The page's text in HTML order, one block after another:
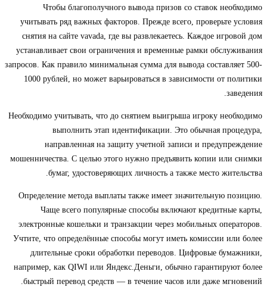
Чтобы благополучного вывода призов со ставок необходимо
учитывать ряд важных факторов. Прежде всего, проверьте условия
снятия на сайте vavada, где вы развлекаетесь. Каждое игровой дом
устанавливает свои ограничения и временные рамки обслуживания
запросов. Как правило минимальная сумма для вывода составляет 500-
1000 рублей, но может варьироваться в зависимости от политики
заведения.
Необходимо учитывать, что до снятием выигрыша игроку необходимо
выполнить этап идентификации. Это обычная процедура,
направленная на защиту учетной записи и предупреждение
мошенничества. С целью этого нужно предъявить копии или снимки
бумаг, удостоверяющих личность а также место жительства.
Определение метода выплаты также имеет значительную позицию.
Чаще всего популярные способы включают кредитные карты,
электронные кошельки и транзакции через мобильных операторов.
Учтите, что определённые способы могут иметь комиссии или более
длительные сроки обработки переводов. Цифровые бумажники,
например, как QIWI или Яндекс.Деньги, обычно гарантируют более
быстрый перевод средств — в течение часов или даже мгновений.